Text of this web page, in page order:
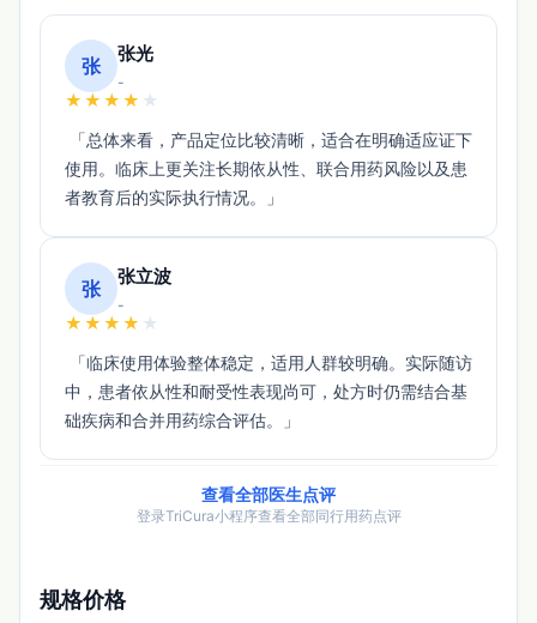
张 张光
-
★ ★ ★ ★ ★
使用。临床上更关注长期依从性、联合用药风险以及患
者教育后的实际执行情况。」
张 张立波
-
★ ★ ★ ★ ★
中，患者依从性和耐受性表现尚可，处方时仍需结合基
础疾病和合并用药综合评估。」
查看全部医生点评
登录TriCura小程序查看全部同行用药点评
规格价格